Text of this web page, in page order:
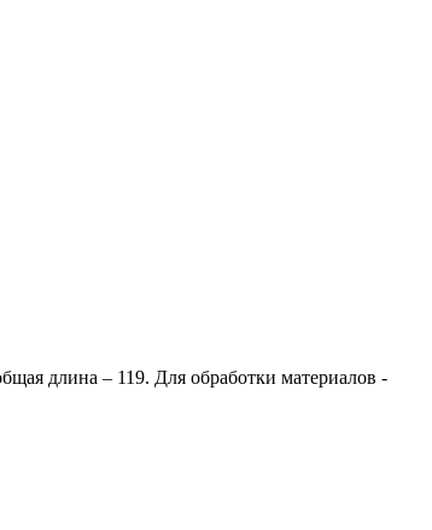
длина – 119. Для обработки материалов -